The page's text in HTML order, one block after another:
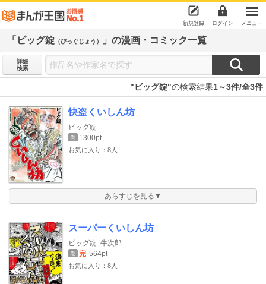
新規登録 ログイン メニュー
「ビッグ錠 （びっぐじょう） 」の漫画・コミック一覧
詳細
検索
"ビッグ錠"の検索結果1～3件/全3件
快盗くいしん坊
ビッグ錠
巻 1300pt
お気に入り：8人
あらすじを見る▼
スーパーくいしん坊
ビッグ錠 牛次郎
巻 完 564pt
お気に入り：8人